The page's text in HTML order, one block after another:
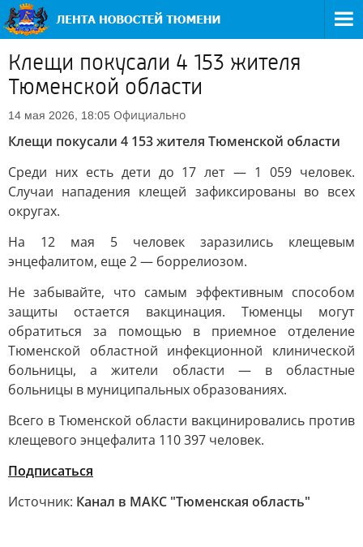
Клещи покусали 4 153 жителя
Тюменской области
14 мая 2026, 18:05 Официально
Клещи покусали 4 153 жителя Тюменской области
Среди них есть дети до 17 лет — 1 059 человек.
Случаи нападения клещей зафиксированы во всех
округах.
На 12 мая 5 человек заразились клещевым
энцефалитом, еще 2 — боррелиозом.
Не забывайте, что самым эффективным способом
защиты остается вакцинация. Тюменцы могут
обратиться за помощью в приемное отделение
Тюменской областной инфекционной клинической
больницы, а жители области — в областные
больницы в муниципальных образованиях.
Всего в Тюменской области вакцинировались против
клещевого энцефалита 110 397 человек.
Подписаться
Источник: Канал в МАКС "Тюменская область"